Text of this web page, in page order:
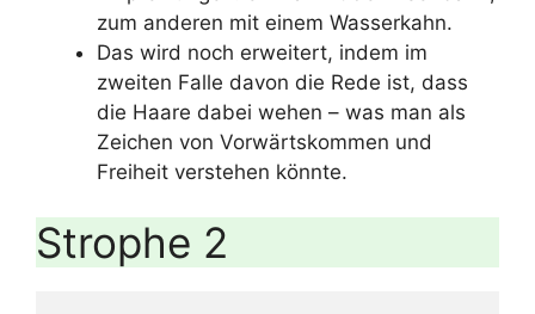
zum anderen mit einem Wasserkahn.
Das wird noch erweitert, indem im
zweiten Falle davon die Rede ist, dass
die Haare dabei wehen – was man als
Zeichen von Vorwärtskommen und
Freiheit verstehen könnte.
Strophe 2